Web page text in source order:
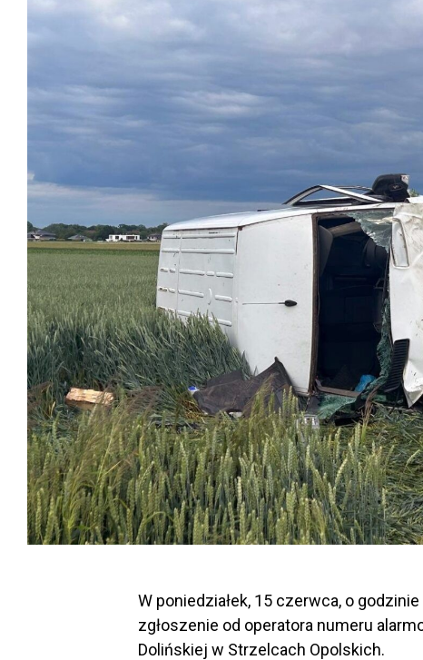
W poniedziałek, 15 czerwca, o
zgłoszenie od operatora numeru
Dolińskiej w Strzelcach Opolskich.